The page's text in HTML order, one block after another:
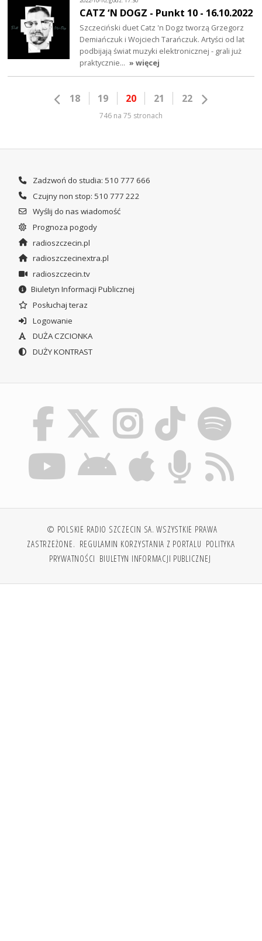
CATZ ‘N DOGZ - Punkt 10 - 16.10.2022
Szczeciński duet Catz 'n Dogz tworzą Grzegorz
Demiańczuk i Wojciech Tarańczuk. Artyści od lat
podbijają świat muzyki elektronicznej - grali już
praktycznie… » więcej
18 19 20 21 22
746 na 75 stronach
Zadzwoń do studia: 510 777 666
Czujny non stop: 510 777 222
Wyślij do nas wiadomość
Prognoza pogody
radioszczecin.pl
radioszczecinextra.pl
radioszczecin.tv
Biuletyn Informacji Publicznej
Posłuchaj teraz
Logowanie
DUŻA CZCIONKA
DUŻY KONTRAST
© POLSKIE RADIO SZCZECIN SA. WSZYSTKIE PRAWA
ZASTRZEŻONE. REGULAMIN KORZYSTANIA Z PORTALU POLITYKA
PRYWATNOŚCI BIULETYN INFORMACJI PUBLICZNEJ